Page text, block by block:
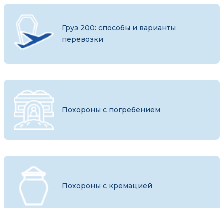
Груз 200: способы и варианты
перевозки
Похороны с погребением
Похороны с кремацией